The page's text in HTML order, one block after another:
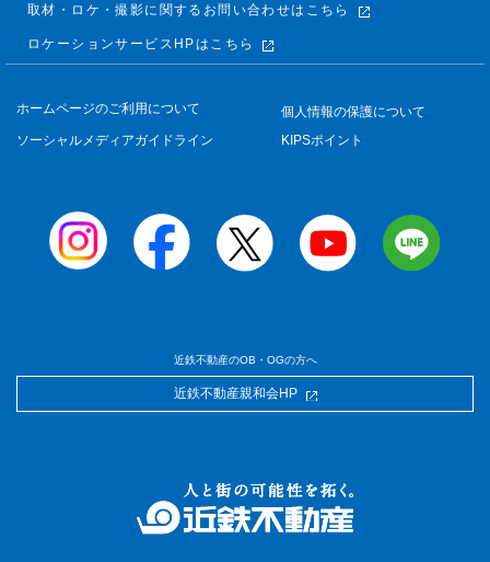
取材・ロケ・撮影に関する お問い合わせはこちら
ロケーションサービスHPはこちら
ホームページのご利用について
個人情報の保護について
ソーシャルメディアガイドライン
KIPSポイント
近鉄不動産のOB・OGの方へ
近鉄不動産親和会HP